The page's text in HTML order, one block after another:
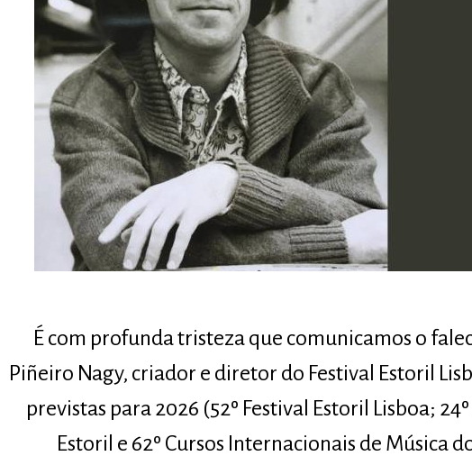
É com profunda tristeza que comunicamos o
Piñeiro Nagy, criador e diretor do Festival Estoril
previstas para 2026 (52º Festival Estoril Lisboa;
Estoril e 62º Cursos Internacionais de Música